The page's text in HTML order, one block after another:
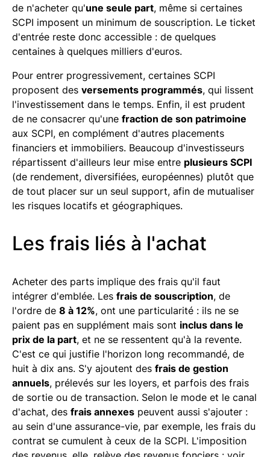
de n'acheter qu'une seule part, même si certaines
SCPI imposent un minimum de souscription. Le ticket
d'entrée reste donc accessible : de quelques
centaines à quelques milliers d'euros.
Pour entrer progressivement, certaines SCPI
proposent des versements programmés, qui lissent
l'investissement dans le temps. Enfin, il est prudent
de ne consacrer qu'une fraction de son patrimoine
aux SCPI, en complément d'autres placements
financiers et immobiliers. Beaucoup d'investisseurs
répartissent d'ailleurs leur mise entre plusieurs SCPI
(de rendement, diversifiées, européennes) plutôt que
de tout placer sur un seul support, afin de mutualiser
les risques locatifs et géographiques.
Les frais liés à l'achat
Acheter des parts implique des frais qu'il faut
intégrer d'emblée. Les frais de souscription, de
l'ordre de 8 à 12%, ont une particularité : ils ne se
paient pas en supplément mais sont inclus dans le
prix de la part, et ne se ressentent qu'à la revente.
C'est ce qui justifie l'horizon long recommandé, de
huit à dix ans. S'y ajoutent des frais de gestion
annuels, prélevés sur les loyers, et parfois des frais
de sortie ou de transaction. Selon le mode et le canal
d'achat, des frais annexes peuvent aussi s'ajouter :
au sein d'une assurance-vie, par exemple, les frais du
contrat se cumulent à ceux de la SCPI. L'imposition